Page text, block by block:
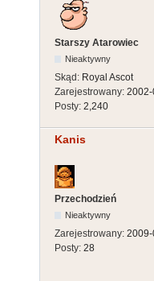
Starszy Atarowiec
Nieaktywny
Skąd: Royal Ascot
Zarejestrowany:
Posty: 2,240
Kanis
Przechodzień
Nieaktywny
Zarejestrowany:
Posty: 28